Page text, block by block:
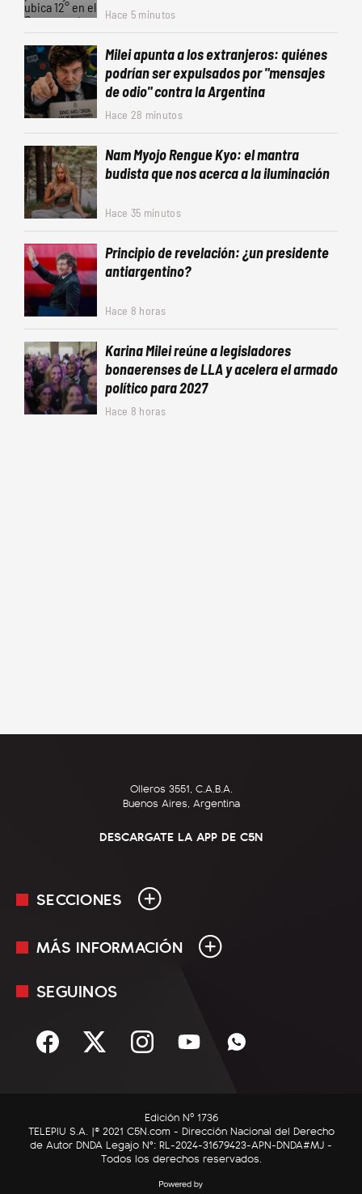
Hace 5 minutos
Milei apunta a los extranjeros: quiénes
podrían ser expulsados por "mensajes
de odio" contra la Argentina
Hace 28 minutos
Nam Myojo Rengue Kyo: el mantra
budista que nos acerca a la iluminación
Hace 35 minutos
Principio de revelación: ¿un presidente
antiargentino?
Hace 8 horas
Karina Milei reúne a legisladores
bonaerenses de LLA y acelera el armado
político para 2027
Hace 8 horas
Olleros 3551, C.A.B.A.
Buenos Aires, Argentina
DESCARGATE LA APP DE C5N
SECCIONES
En Vivo
Sociedad
C5N Autos
RatingCero
MÁS INFORMACIÓN
Mediakit
Términos y condiciones
SEGUINOS
Edición Nº 1736
TELEPIU S.A. |© 2021 C5N.com - Dirección Nacional del Derecho
de Autor DNDA Legajo N°: RL-2024-31679423-APN-DNDA#MJ -
Todos los derechos reservados.